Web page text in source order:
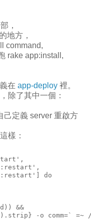
，
地方，
command,
rake app:install,
在 app-deploy 裡。
除了其中一個：
己定義 server 重啟方
樣：
do
&&
-o comm=` =~